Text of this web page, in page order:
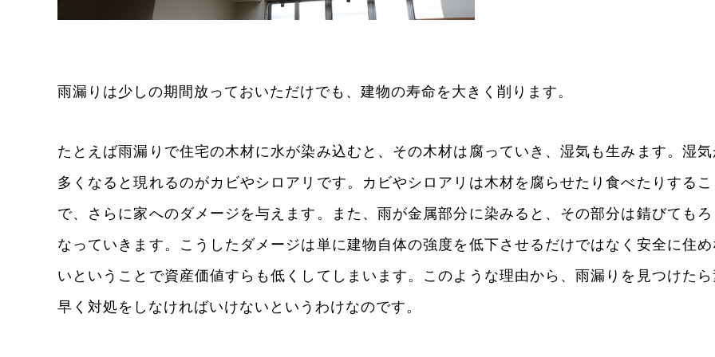
雨漏りは少しの期間放っておいただけでも、建物の寿命を大きく削ります。
たとえば雨漏りで住宅の木材に水が染み込むと、その木材は腐っていき、湿気も生みます。湿気
多くなると現れるのがカビやシロアリです。カビやシロアリは木材を腐らせたり食べたりするこ
で、さらに家へのダメージを与えます。また、雨が金属部分に染みると、その部分は錆びてもろ
なっていきます。こうしたダメージは単に建物自体の強度を低下させるだけではなく安全に住め
いということで資産価値すらも低くしてしまいます。このような理由から、雨漏りを見つけたら
早く対処をしなければいけないというわけなのです。